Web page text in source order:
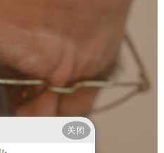
关闭